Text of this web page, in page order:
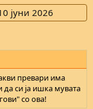
јуни 2026
превари има
си ја ишка мувата
со ова!